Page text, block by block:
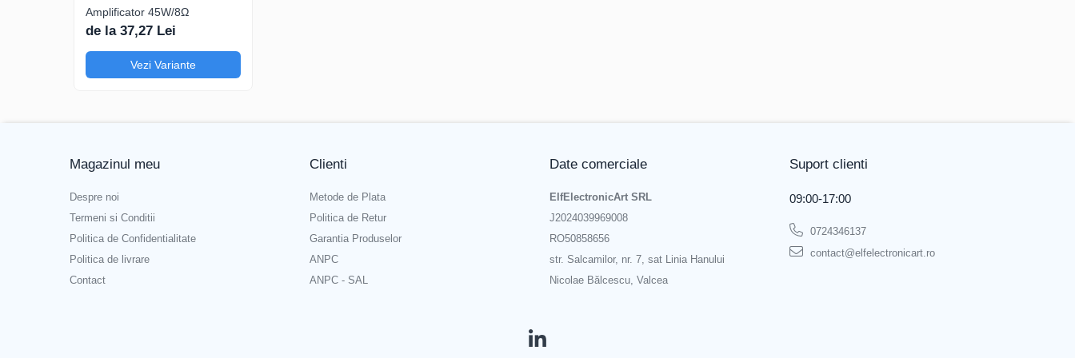
Pentru 8 Ω:
_x000D_\n_x000D_\n
_x000D_\n
Stereo:
_x000D_\n
_x000D_\n
_x000D_\n
Amplificator 45W/8Ω
de la 37,27 Lei
Vezi Variante
Magazinul meu
Despre noi
Termeni si Conditii
Politica de Confidentialitate
Politica de livrare
Contact
Clienti
Metode de Plata
Politica de Retur
Garantia Produselor
ANPC
ANPC - SAL
Date comerciale
ElfElectronicArt SRL
J2024039969008
RO50858656
str. Salcamilor, nr. 7, sat Linia Hanului
Nicolae Bălcescu, Valcea
Suport clienti
09:00-17:00
0724346137
contact@elfelectronicart.ro